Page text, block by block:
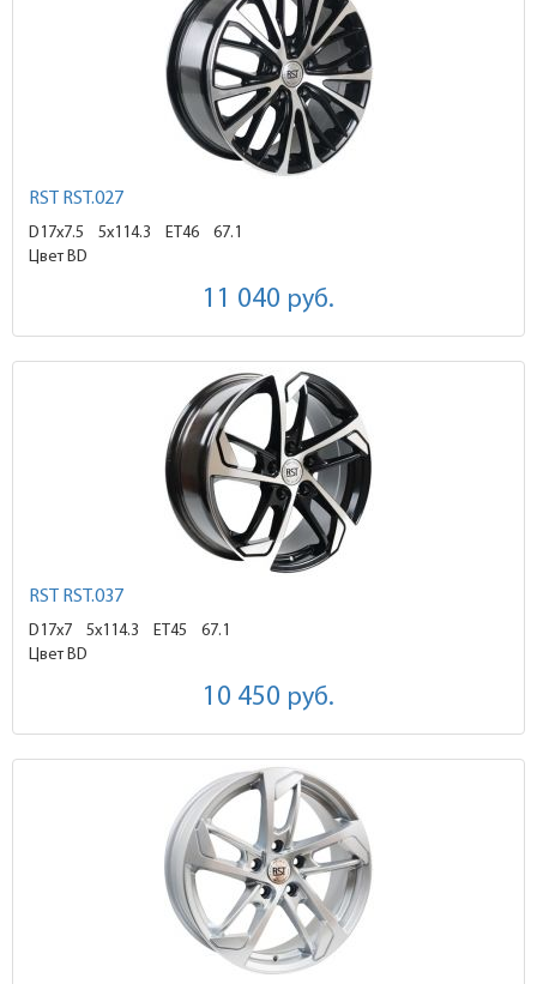
RST RST.027
D17x7.5 5x114.3 ET46
67.1
Цвет BD
11 040 руб.
RST RST.037
D17x7 5x114.3 ET45
67.1
Цвет BD
10 450 руб.